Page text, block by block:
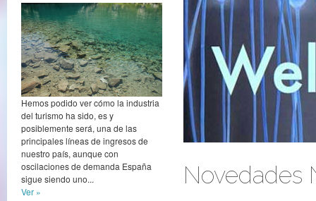
Hemos podido ver cómo la industria
del turismo ha sido, es y
posiblemente será, una de las
principales líneas de ingresos de
nuestro país, aunque con
oscilaciones de demanda España
sigue siendo uno...
Ver »
Novedades